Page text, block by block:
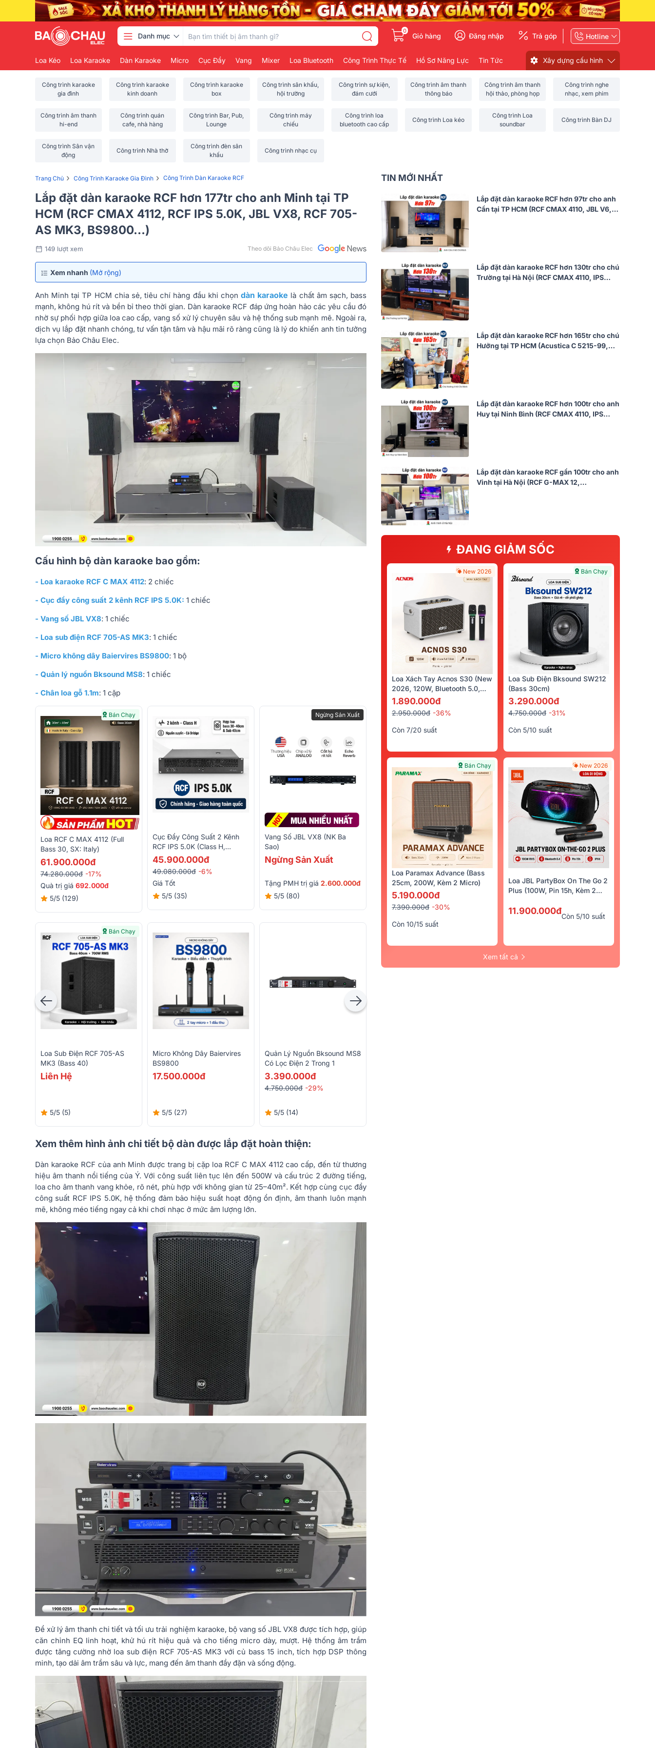
Danh mục
0
Giỏ hàng Đăng nhập Trả góp Hotline
Loa Kéo Loa Karaoke Dàn Karaoke Micro Cục Đẩy Vang Mixer Loa Bluetooth Công Trình Thực Tế Hồ Sơ Năng Lực Tin Tức Xây dựng cấu hình
Công trình karaoke
gia đình
Công trình karaoke
kinh doanh
Công trình karaoke
box
Công trình sân khấu,
hội trường
Công trình sự kiện,
đám cưới
Công trình âm thanh
thông báo
Công trình âm thanh
hội thảo, phòng họp
Công trình nghe
nhạc, xem phim
Công trình âm thanh
hi-end
Công trình quán
cafe, nhà hàng
Công trình Bar, Pub,
Lounge
Công trình máy
chiếu
Công trình loa
bluetooth cao cấp
Công trình Loa kéo
Công trình Loa
soundbar
Công trình Bàn DJ
Công trình Sân vận
động
Công trình Nhà thờ
Công trình đèn sân
khấu
Công trình nhạc cụ
Trang Chủ › Công Trình Karaoke Gia Đình › Công Trình Dàn Karaoke RCF
Lắp đặt dàn karaoke RCF hơn 177tr cho anh Minh tại TP
HCM (RCF CMAX 4112, RCF IPS 5.0K, JBL VX8, RCF 705-
AS MK3, BS9800...)
149 lượt xem Theo dõi Bảo Châu Elec
Xem nhanh (Mở rộng)
Anh Minh tại TP HCM chia sẻ, tiêu chí hàng đầu khi chọndàn karaoke là chất âm sạch, bass
mạnh, không hú rít và bền bỉ theo thời gian. Dàn karaoke RCF đáp ứng hoàn hảo các yêu cầu đó
nhờ sự phối hợp giữa loa cao cấp, vang số xử lý chuyên sâu và hệ thống sub mạnh mẽ. Ngoài ra,
dịch vụ lắp đặt nhanh chóng, tư vấn tận tâm và hậu mãi rõ ràng cũng là lý do khiến anh tin tưởng
lựa chọn Bảo Châu Elec.
Cấu hình bộ dàn karaoke bao gồm:
- Loa karaoke RCF C MAX 4112: 2 chiếc
- Cục đẩy công suất 2 kênh RCF IPS 5.0K: 1 chiếc
- Vang số JBL VX8: 1 chiếc
- Loa sub điện RCF 705-AS MK3: 1 chiếc
- Micro không dây Baiervires BS9800: 1 bộ
- Quản lý nguồn Bksound MS8: 1 chiếc
- Chân loa gỗ 1.1m: 1 cặp
Bán Chạy
Loa RCF C MAX 4112 (full
Bass 30, SX: Italy)
61.900.000đ
74.280.000đ -17%
Quà trị giá 692.000đ
5/5 (129)
Cục Đẩy Công Suất 2 Kênh
RCF IPS 5.0K (Class H,
1500W)
45.900.000đ
49.080.000đ -6%
Giá Tốt
5/5 (35)
Ngừng Sản Xuất
Vang Số JBL VX8 (NK Ba
Sao)
Ngừng Sản Xuất
Tặng PMH trị giá 2.600.000đ
5/5 (80)
Bán Chạy
Loa Sub Điện RCF 705-AS
MK3 (Bass 40)
Liên Hệ
5/5 (5)
Micro Không Dây Baiervires
BS9800
17.500.000đ
5/5 (27)
Quản Lý Nguồn Bksound MS8
Có Lọc Điện 2 Trong 1
3.390.000đ
4.750.000đ -29%
5/5 (14)
Xem thêm hình ảnh chi tiết bộ dàn được lắp đặt hoàn thiện:
Dàn karaoke RCF của anh Minh được trang bị cặp loa RCF C MAX 4112 cao cấp, đến từ thương
hiệu âm thanh nổi tiếng của Ý. Với công suất liên tục lên đến 500W và cấu trúc 2 đường tiếng,
loa cho âm thanh vang khỏe, rõ nét, phù hợp với không gian từ 25–40m². Kết hợp cùng cục đẩy
công suất RCF IPS 5.0K, hệ thống đảm bảo hiệu suất hoạt động ổn định, âm thanh luôn mạnh
mẽ, không méo tiếng ngay cả khi chơi nhạc ở mức âm lượng lớn.
Để xử lý âm thanh chi tiết và tối ưu trải nghiệm karaoke, bộ vang số JBL VX8 được tích hợp, giúp
căn chỉnh EQ linh hoạt, khử hú rít hiệu quả và cho tiếng micro dày, mượt. Hệ thống âm trầm
được tăng cường nhờ loa sub điện RCF 705-AS MK3 với củ bass 15 inch, tích hợp DSP thông
minh, tạo dải âm trầm sâu và lực, mang đến âm thanh đầy đặn và sống động.
TIN MỚI NHẤT
Lắp đặt dàn karaoke RCF hơn 97tr cho anh
Cần tại TP HCM (RCF CMAX 4110, JBL V6,
Lắp đặt dàn karaoke RCF hơn 130tr cho chú
Trường tại Hà Nội (RCF CMAX 4110, IPS
Lắp đặt dàn karaoke RCF hơn 165tr cho chú
Hưởng tại TP HCM (Acustica C 5215-99,
Lắp đặt dàn karaoke RCF hơn 100tr cho anh
Huy tại Ninh Bình (RCF CMAX 4110, IPS
Lắp đặt dàn karaoke RCF gần 100tr cho anh
Vinh tại Hà Nội (RCF G-MAX 12,
ĐANG GIẢM SỐC
New 2026
Loa Xách Tay Acnos S30 (New
2026, 120W, Bluetooth 5.0,
Kèm 2 Tay Micro)
1.890.000đ
2.950.000đ -36%
Còn 7/20 suất
Bán Chạy
Loa Sub Điện Bksound SW212
(bass 30cm)
3.290.000đ
4.750.000đ -31%
Còn 5/10 suất
Bán Chạy
Loa Paramax Advance (Bass
25cm, 200W, Kèm 2 Micro)
5.190.000đ
7.390.000đ -30%
Còn 10/15 suất
New 2026
Loa JBL PartyBox On The Go 2
Plus (100W, Pin 15h, Kèm 2
11.900.000đ
Còn 5/10 suất
Xem tất cả